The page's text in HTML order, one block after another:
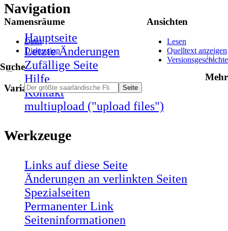
Namensräume
Datei
Diskussion
Varianten
Ansichten
Lesen
Quelltext anzeigen
Versionsgeschichte
Mehr
Suche
Navigation
Hauptseite
Letzte Änderungen
Zufällige Seite
Hilfe
Kontakt
multiupload ("upload files")
Werkzeuge
Links auf diese Seite
Änderungen an verlinkten Seiten
Spezialseiten
Permanenter Link
Seiten­informationen